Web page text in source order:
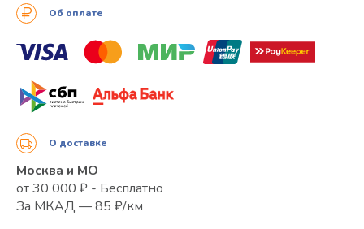
Об оплате
О доставке
Москва и МО
от 30 000 ₽ - Бесплатно
За МКАД — 85 ₽/км